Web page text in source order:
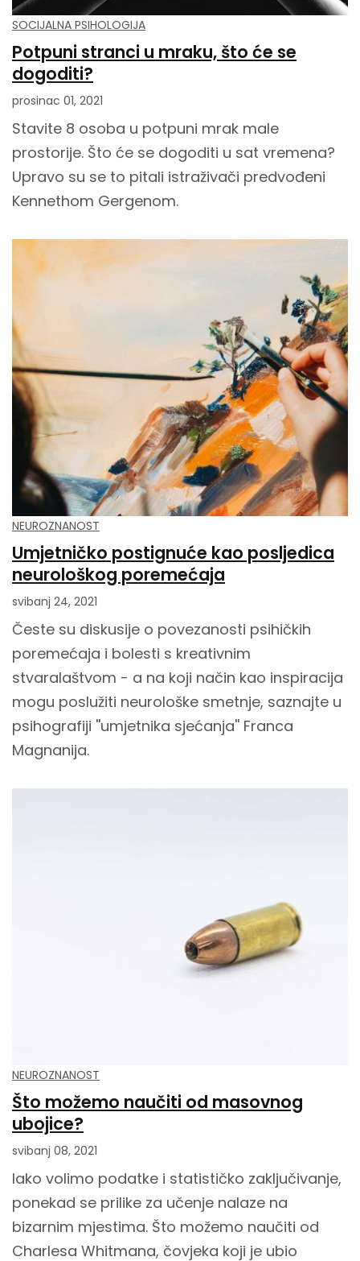
SOCIJALNA PSIHOLOGIJA
Potpuni stranci u mraku, što će se
dogoditi?
prosinac 01, 2021
Stavite 8 osoba u potpuni mrak male
prostorije. Što će se dogoditi u sat vremena?
Upravo su se to pitali istraživači predvođeni
Kennethom Gergenom.
NEUROZNANOST
Umjetničko postignuće kao posljedica
neurološkog poremećaja
svibanj 24, 2021
Česte su diskusije o povezanosti psihičkih
poremećaja i bolesti s kreativnim
stvaralaštvom - a na koji način kao inspiracija
mogu poslužiti neurološke smetnje, saznajte u
psihografiji ''umjetnika sjećanja'' Franca
Magnanija.
NEUROZNANOST
Što možemo naučiti od masovnog
ubojice?
svibanj 08, 2021
Iako volimo podatke i statističko zaključivanje,
ponekad se prilike za učenje nalaze na
bizarnim mjestima. Što možemo naučiti od
Charlesa Whitmana, čovjeka koji je ubio